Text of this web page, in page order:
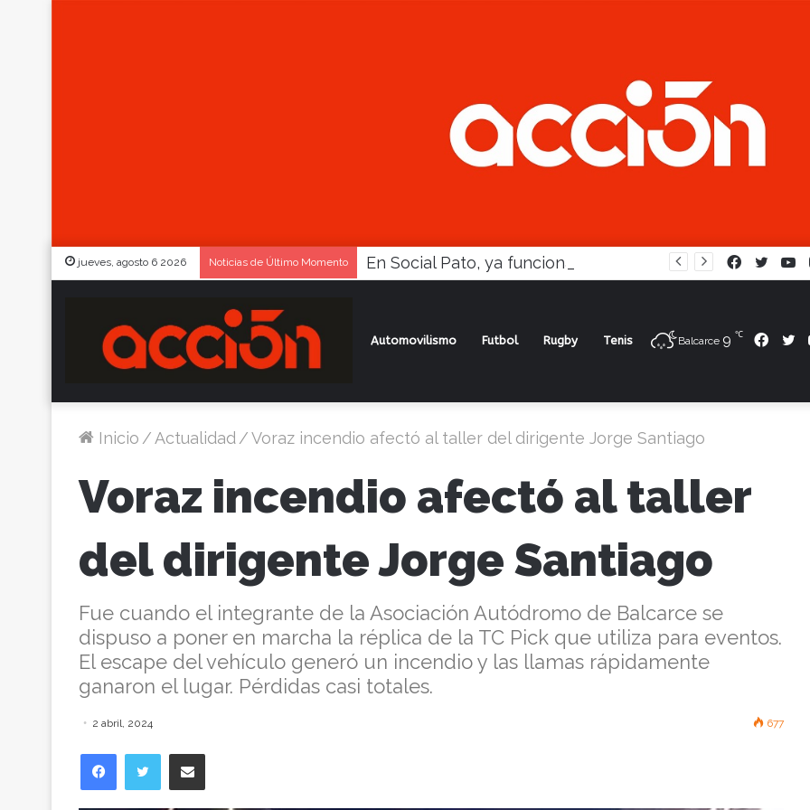
jueves, agosto 6 2026 Noticias de Último Momento Facebook
Automovilismo Futbol Rugby Tenis Balcarce 9 ℃
Inicio / Actualidad /Voraz incendio afectó al taller del dirigente Jorge Santiago
Voraz incendio afectó al taller
del dirigente Jorge Santiago
Fue cuando el integrante de la Asociación Autódromo de Balcarce se
dispuso a poner en marcha la réplica de la TC Pick que utiliza para eventos.
El escape del vehículo generó un incendio y las llamas rápidamente
ganaron el lugar. Pérdidas casi totales.
2 abril, 2024 677
Facebook